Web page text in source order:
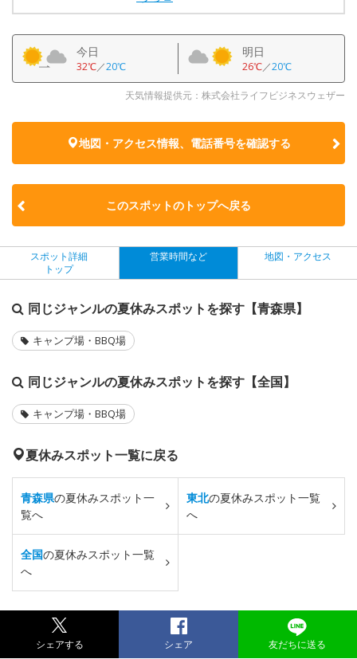
今日
32℃／20℃
明日
26℃／20℃
天気情報提供元：株式会社ライフビジネスウェザー
地図・アクセス情報、電話番号を確認する
このスポットのトップへ戻る
スポット詳細
トップ
営業時間など 地図・アクセス
同じジャンルの夏休みスポットを探す【青森県】
キャンプ場・BBQ場
同じジャンルの夏休みスポットを探す【全国】
キャンプ場・BBQ場
夏休みスポット一覧に戻る
青森県の夏休みスポット一
覧へ
東北の夏休みスポット一覧
へ
全国の夏休みスポット一覧
へ
シェアする シェア 友だちに送る